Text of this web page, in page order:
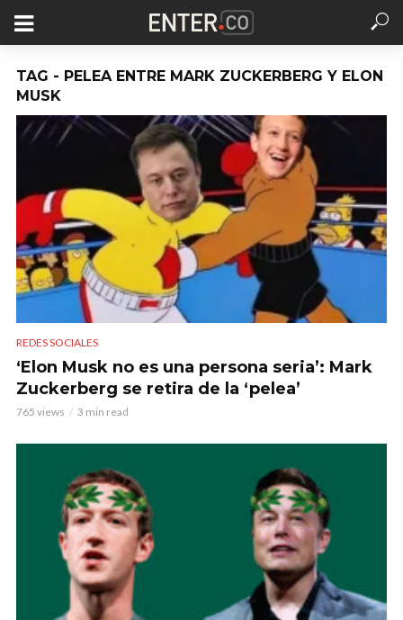
TAG - PELEA ENTRE MARK ZUCKERBERG Y ELON
MUSK
REDES SOCIALES
‘Elon Musk no es una persona seria’: Mark
Zuckerberg se retira de la ‘pelea’
765 views 3 min read